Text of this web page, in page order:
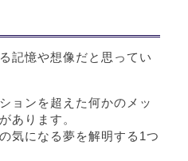
記憶や想像だと思ってい
ョンを超えた何かのメッ
あります。
気になる夢を解明する1つ